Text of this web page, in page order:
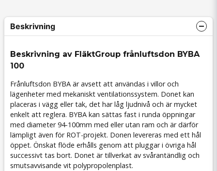
Beskrivning
Beskrivning av FläktGroup frånluftsdon BYBA
100
Frånluftsdon BYBA är avsett att användas i villor och
lägenheter med mekaniskt ventilationssystem. Donet kan
placeras i vägg eller tak, det har låg ljudnivå och är mycket
enkelt att reglera. BYBA kan sättas fast i runda öppningar
med diameter 94-100mm med eller utan ram och är därför
lämpligt även för ROT-projekt. Donen levereras med ett hål
öppet. Önskat flöde erhålls genom att pluggar i övriga hål
successivt tas bort. Donet är tillverkat av svårantändlig och
smutsavvisande vit polypropolenplast.